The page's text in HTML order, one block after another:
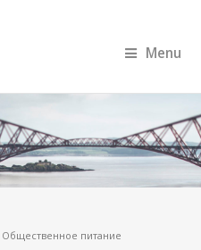
Menu
Общественное питание